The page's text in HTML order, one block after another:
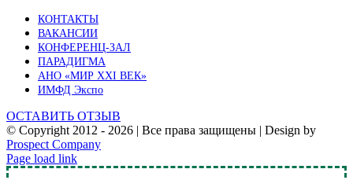
КОНТАКТЫ
ВАКАНСИИ
КОНФЕРЕНЦ-ЗАЛ
ПАРАДИГМА
АНО «МИР XXI ВЕК»
ИМФД Экспо
ОСТАВИТЬ ОТЗЫВ
© Copyright 2012 - 2026 | Все права защищены | Design by
Prospect Company
Vk
Telegram
YouTube
Email
Page load link